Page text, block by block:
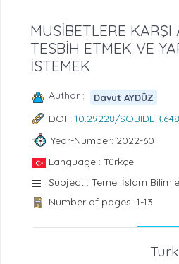
MUSİBETLERE KARŞI
TESBİH ETMEK VE
İSTEMEK
Author : Davut AYDÜZ
DOI : 10.29228/
Year-Number: 2022-60
Language : Türkçe
Subject : Temel İslam
Number of pages: 1-13